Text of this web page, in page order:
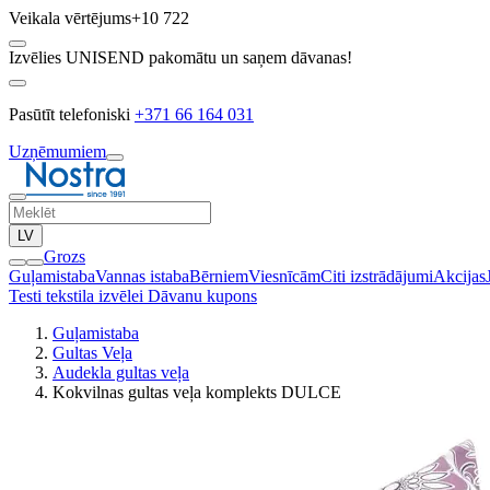
Veikala vērtējums+10 722
Izvēlies UNISEND pakomātu un saņem dāvanas!
Pasūtīt telefoniski +371 66 164 031
Uzņēmumiem
LV
Grozs
GuļamistabaVannas istabaBērniemViesnīcāmCiti izstrādājumiAkcijas
Testi tekstila izvēlei Dāvanu kupons
Guļamistaba
Gultas Veļa
Audekla gultas veļa
Kokvilnas gultas veļa komplekts DULCE